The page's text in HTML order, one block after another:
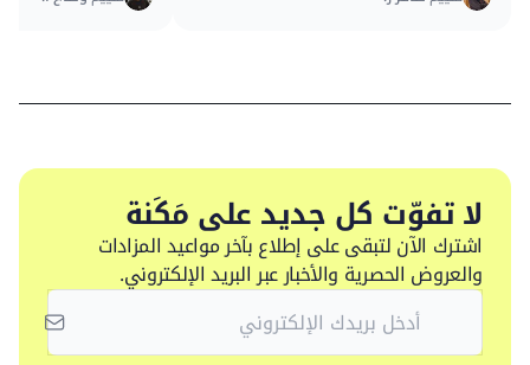
لا تفوّت كل جديد على مَكَنة
اشترك الآن لتبقى على إطلاع بآخر مواعيد المزادات
والعروض الحصرية والأخبار عبر البريد الإلكتروني.